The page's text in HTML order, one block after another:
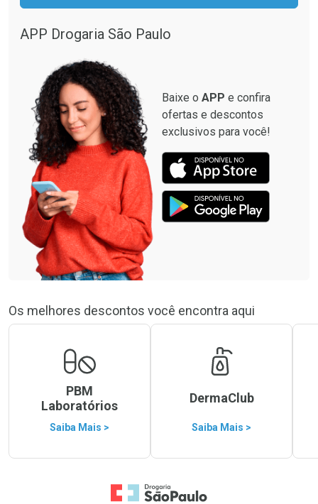
APP Drogaria São Paulo
Baixe o APP e confira
ofertas e descontos
exclusivos para você!
Os melhores descontos você encontra aqui
PBM
Laboratórios
Saiba Mais >
DermaClub
Saiba Mais >
Ir para a Home